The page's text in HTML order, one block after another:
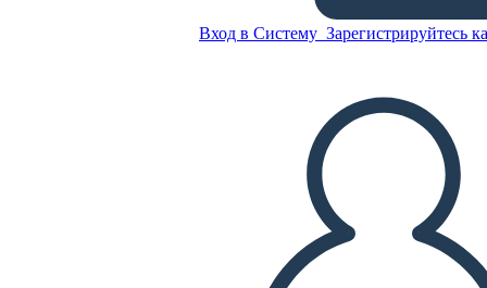
Вход в Систему Зарегистрируйтесь
TOAFK - אלגוריה על השיעור
Скопируйте эту раскадровку
СОЗДАТЬ РАСКАДРОВКУ
ВОСПРОИЗВЕСТИ СЛАЙД-ШОУ
ПОЧИТАЙ МНЕ